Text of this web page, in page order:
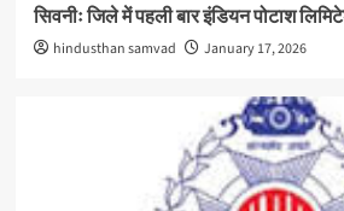
सिवनीः जिले में पहली बार इंडियन पोटाश
hindusthan samvad January 17, 2026